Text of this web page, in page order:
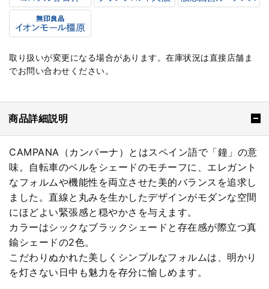
取り扱いが変更になる場合があります。在庫状況は直接店舗ま
でお問い合わせください。
商品詳細説明
CAMPANA（カンパーナ）とはスペイン語で「鐘」の意
味。自転車のベルをシェードのモチーフに、エレガント
なフォルムや機能性を両立させた美的バランスを追求し
ました。直線と丸みを生かしたデザインがモダンな空間
にほどよい緊張感と穏やかさを与えます。
カラーはシックなブラックシェードと存在感が際立つ真
鍮シェードの2色。
こだわりぬかれた美しくシンプルなフォルムは、明かり
を灯さない日中も魅力を存分に愉しめます。